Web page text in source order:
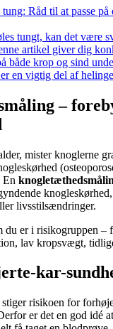
Råd til at passe
tungt, kan det være
artikel giver dig
både krop og sind
en vigtig del af
–
mister knoglerne
En
livsstilsændringer.
er i risikogruppen –
lav kropsvægt,
kar-
stiger risikoen for
er det en god idé